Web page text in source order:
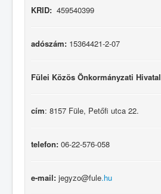
KRID: 459540399
adószám: 15364421-2-07
Fülei Közös Önkormányzati Hivatal
cím: 8157 Füle, Petőfi utca 22.
telefon: 06-22-576-058
e-mail: jegyzo@fule.hu